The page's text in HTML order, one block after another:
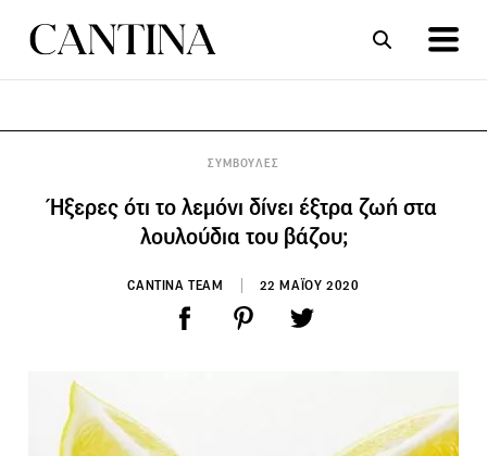
ΣΥΜΒΟΥΛΕΣ
Ήξερες ότι το λεμόνι δίνει έξτρα ζωή στα
λουλούδια του βάζου;
CANTINA TEAM 22 ΜΑΪΟΥ 2020